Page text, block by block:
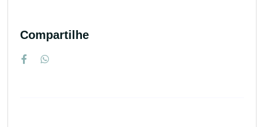
Compartilhe